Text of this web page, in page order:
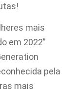
mais
em 2022”
pela
mais